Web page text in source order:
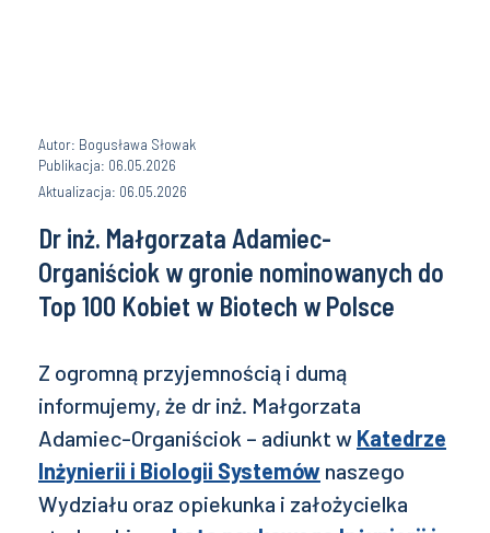
Autor: Bogusława Słowak
Publikacja: 06.05.2026
Aktualizacja: 06.05.2026
Dr inż. Małgorzata Adamiec-
Organiściok w gronie nominowanych do
Top 100 Kobiet w Biotech w Polsce
Z ogromną przyjemnością i dumą
informujemy, że dr inż. Małgorzata
Adamiec-Organiściok – adiunkt w Katedrze
Inżynierii i Biologii Systemów naszego
Wydziału oraz opiekunka i założycielka